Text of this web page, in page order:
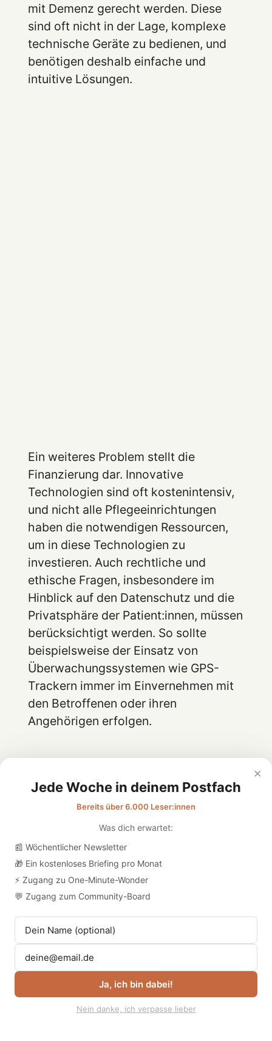
mit Demenz gerecht werden. Diese
sind oft nicht in der Lage, komplexe
technische Geräte zu bedienen, und
benötigen deshalb einfache und
intuitive Lösungen.
Ein weiteres Problem stellt die
Finanzierung dar. Innovative
Technologien sind oft kostenintensiv,
und nicht alle Pflegeeinrichtungen
haben die notwendigen Ressourcen,
um in diese Technologien zu
investieren. Auch rechtliche und
ethische Fragen, insbesondere im
Hinblick auf den Datenschutz und die
Privatsphäre der Patient:innen, müssen
berücksichtigt werden. So sollte
beispielsweise der Einsatz von
Überwachungssystemen wie GPS-
Trackern immer im Einvernehmen mit
den Betroffenen oder ihren
Angehörigen erfolgen.
×
Jede Woche in deinem Postfach
Bereits über 6.000 Leser:innen
Was dich erwartet:
📰 Wöchentlicher Newsletter
🎁 Ein kostenloses Briefing pro Monat
⚡ Zugang zu One-Minute-Wonder
💬 Zugang zum Community-Board
Ja, ich bin dabei!
Nein danke, ich verpasse lieber